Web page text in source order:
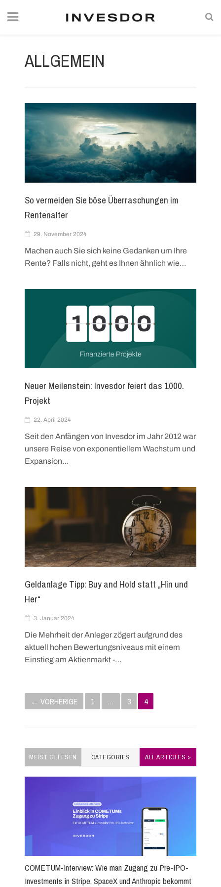
ALLGEMEIN
So vermeiden Sie böse Überraschungen im
Rentenalter
29. November 2024
Machen auch Sie sich keine Gedanken um Ihre
Rente? Falls nicht, geht es Ihnen ähnlich wie…
Neuer Meilenstein: Invesdor feiert das 1000.
Projekt
22. April 2024
Seit den Anfängen von Invesdor im Jahr 2012 war
unsere Reise von exponentiellem Wachstum und
Expansion…
Geldanlage Tipp: Buy and Hold statt „Hin und
Her“
3. Januar 2024
Die Mehrheit der Anleger zögert aufgrund des
aktuell hohen Bewertungsniveaus mit einem
Einstieg am Aktienmarkt -…
P
t
a
v
i
← VORHERIGE 1 … 3 4
MEIST GELESEN CATEGORIES ALL ARTICLES >
COMETUM-Interview: Wie man Zugang zu Pre-IPO-
Investments in Stripe, SpaceX und Anthropic bekommt